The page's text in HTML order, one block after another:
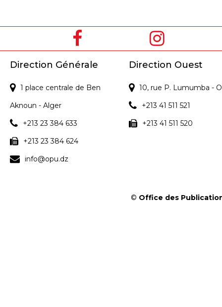
Direction Générale
1 place centrale de Ben
Aknoun - Alger
+213 23 384 633
+213 23 384 624
info@opu.dz
Direction Ouest
10, rue P. Lumumba -
+213 41 511 521
+213 41 511 520
© Office des